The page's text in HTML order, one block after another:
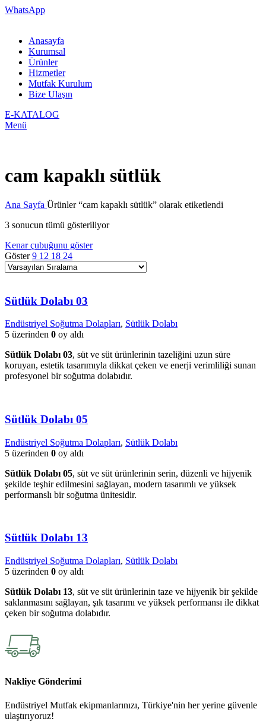
WhatsApp
Anasayfa
Kurumsal
Ürünler
Hizmetler
Mutfak Kurulum
Bize Ulaşın
E-KATALOG
Menü
cam kapaklı sütlük
Ana Sayfa Ürünler “cam kapaklı sütlük” olarak etiketlendi
3 sonucun tümü gösteriliyor
Kenar çubuğunu göster
Göster9 12 18 24
Sütlük Dolabı 03
Endüstriyel Soğutma Dolapları, Sütlük Dolabı
5 üzerinden 0 oy aldı
Sütlük Dolabı 03, süt ve süt ürünlerinin tazeliğini uzun süre
koruyan, estetik tasarımıyla dikkat çeken ve enerji verimliliği sunan
profesyonel bir soğutma dolabıdır.
Sütlük Dolabı 05
Endüstriyel Soğutma Dolapları, Sütlük Dolabı
5 üzerinden 0 oy aldı
Sütlük Dolabı 05, süt ve süt ürünlerinin serin, düzenli ve hijyenik
şekilde teşhir edilmesini sağlayan, modern tasarımlı ve yüksek
performanslı bir soğutma ünitesidir.
Sütlük Dolabı 13
Endüstriyel Soğutma Dolapları, Sütlük Dolabı
5 üzerinden 0 oy aldı
Sütlük Dolabı 13, süt ve süt ürünlerinin taze ve hijyenik bir şekilde
saklanmasını sağlayan, şık tasarımı ve yüksek performansı ile dikkat
çeken bir soğutma dolabıdır.
Nakliye Gönderimi
Endüstriyel Mutfak ekipmanlarınızı, Türkiye'nin her yerine güvenle
ulaştırıyoruz!